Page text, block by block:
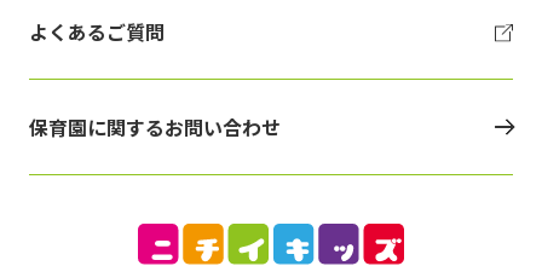
よくあるご質問
保育園に関するお問い合わせ